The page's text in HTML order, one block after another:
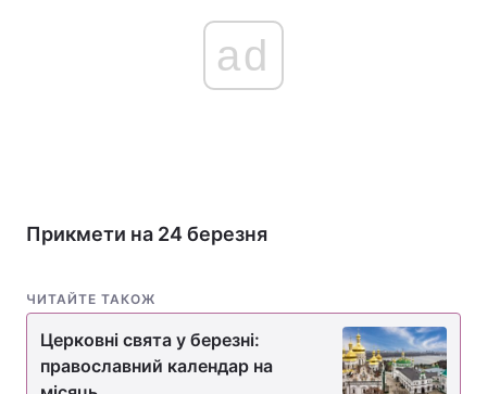
ad
Прикмети на 24 березня
ЧИТАЙТЕ ТАКОЖ
Церковні свята у березні:
православний календар на